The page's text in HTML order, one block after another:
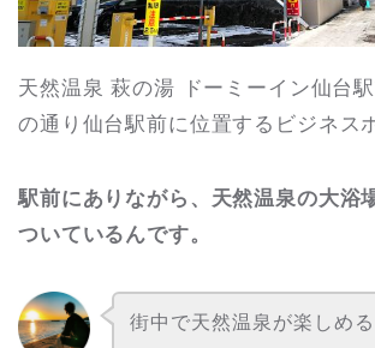
天然温泉 萩の湯 ドーミーイン仙台
の通り仙台駅前に位置するビジネス
駅前にありながら、天然温泉の大浴
ついているんです。
街中で天然温泉が楽しめる